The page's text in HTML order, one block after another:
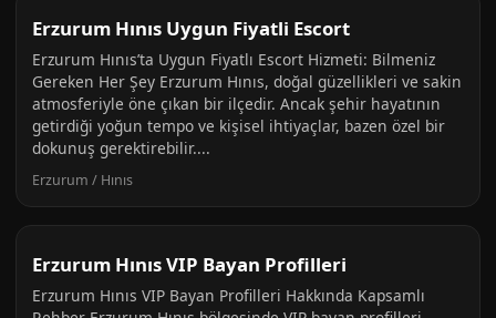
Erzurum Hınıs Uygun Fiyatli Escort
Erzurum Hınıs’ta Uygun Fiyatlı Escort Hizmeti: Bilmeniz
Gereken Her Şey Erzurum Hınıs, doğal güzellikleri ve sakin
atmosferiyle öne çıkan bir ilçedir. Ancak şehir hayatının
getirdiği yoğun tempo ve kişisel ihtiyaçlar, bazen özel bir
dokunuş gerektirebilir....
Erzurum / Hınıs
Erzurum Hınıs VIP Bayan Profilleri
Erzurum Hınıs VIP Bayan Profilleri Hakkında Kapsamlı